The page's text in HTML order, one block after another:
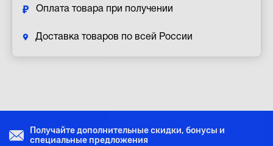
Оплата товара при получении
Доставка товаров по всей России
Получайте дополнительные скидки, бонусы и
специальные предложения